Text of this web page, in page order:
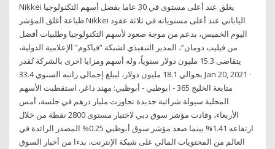
Nikkei يغلق عند أعلى مستوى في 30 عاما بفضل أسهم التكنولوجيا
طباعة أغلق المؤشر Nikkei الياباني عند أعلى مستوياته في ثلاثة عقود
اليوم الخميس، بدعم من موجة صعود لأسهم التكنولوجيا وطلبيات أفضل
من فيليب دومان”، المدير التنفيذي لشبكة “فياكوم” الإعلامية الدولية،
يتقاضى 15.3 مليون دولار سنوياً، وله أسهم ومزايا اخرى بالشركة تُقدر
بحوالي 18.1 مليون دولار، ليبلغ إجمالي راتبه السنوي 33.4 Jan 20, 2021 ·
متابعة الخليج 365 - ابوظبي - أبوظبي: مهند داغر. استقطبت الأسهم
المحلية سيولة شرائية جديدة تجاوزت مليار درهم في جلسة، أمس
الأربعاء، وقادت مؤشر سوق دبي لاختبار مستوى 2800 نقطة من خلال
ارتفاعه 1.41% بينما صعد مؤشر سوق أبوظبي 0.25% المصدر الرائدة في
العالم من المحتويات المالي على شبكة الإنترنت، بدءا من أخبار السوق